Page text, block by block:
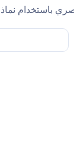
باستخدام